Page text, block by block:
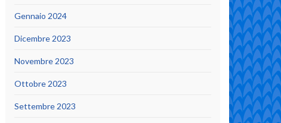
Gennaio 2024
Dicembre 2023
Novembre 2023
Ottobre 2023
Settembre 2023